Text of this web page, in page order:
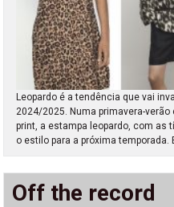
Leopardo é a tendência que vai
2024/2025. Numa primavera-
print, a estampa leopardo, com
o estilo para a próxima temporada.
Off the record